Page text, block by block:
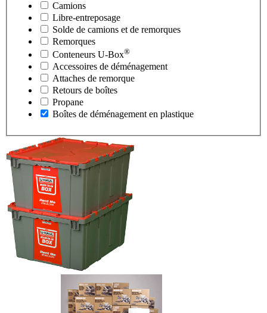
Camions
Libre-entreposage
Solde de camions et de remorques
Remorques
Conteneurs U-Box®
Accessoires de déménagement
Attaches de remorque
Retours de boîtes
Propane
Boîtes de déménagement en plastique